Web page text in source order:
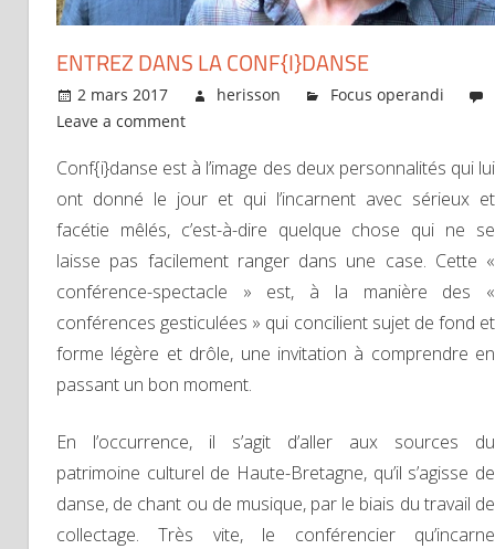
ENTREZ DANS LA CONF{I}DANSE
2 mars 2017 herisson
Focus operandi
Leave a comment
Conf{i}danse est à l’image des deux personnalités qui lui
ont donné le jour et qui l’incarnent avec sérieux et
facétie mêlés, c’est-à-dire quelque chose qui ne se
laisse pas facilement ranger dans une case. Cette «
conférence-spectacle » est, à la manière des «
conférences gesticulées » qui concilient sujet de fond et
forme légère et drôle, une invitation à comprendre en
passant un bon moment.
En l’occurrence, il s’agit d’aller aux sources du
patrimoine culturel de Haute-Bretagne, qu’il s’agisse de
danse, de chant ou de musique, par le biais du travail de
collectage. Très vite, le conférencier qu’incarne